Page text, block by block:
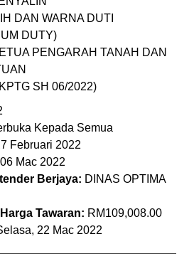
DAN WARNA DUTI
DUTY)
PENGARAH TANAH DAN
SH 06/2022)
Kepada Semua
Februari 2022
Mac 2022
Berjaya: DINAS OPTIMA
Tawaran: RM109,008.00
22 Mac 2022